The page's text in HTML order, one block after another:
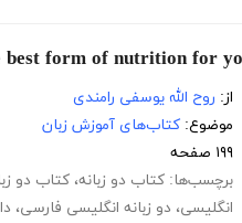
از: روح الله یوسفی رامندی
موضوع: کتاب‌های آموزش زبان
۱۹۹ صفحه
برچسب‌ها: کتاب دو زبانه، کتاب دو
انگلیسی، دو زبانه انگلیسی فارسی،